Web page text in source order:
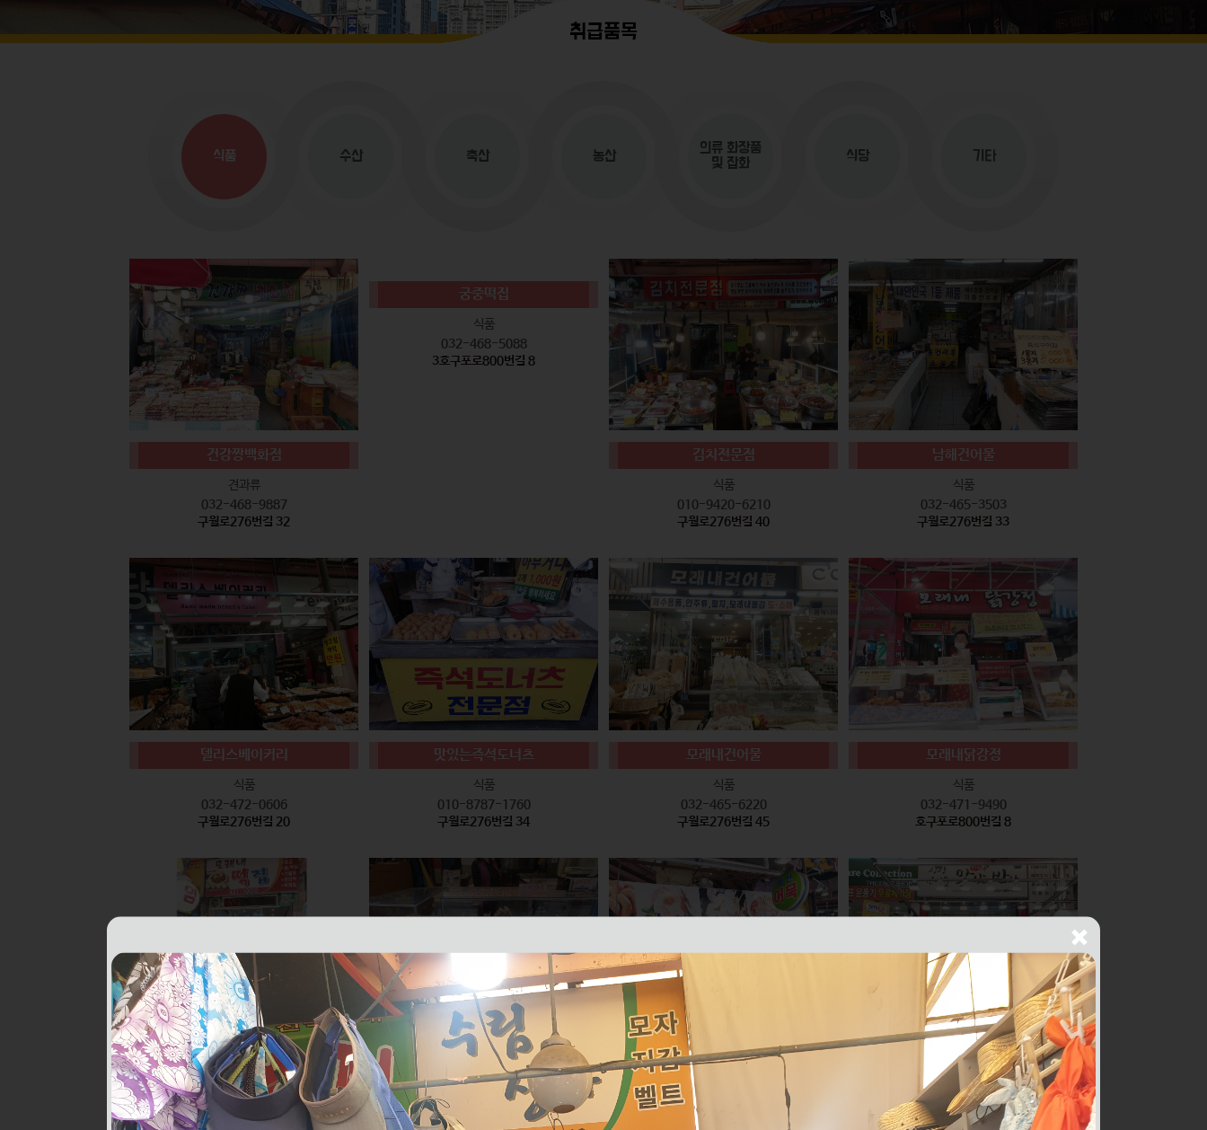
취급품목
식품 수산 축산 농산
의류 화장품
및 잡화
식당 기타
건강짱백화점
견과류
032-468-9887
구월로276번길 32
궁중떡집
식품
032-468-5088
3호구포로800번길 8
김치전문점
식품
010-9420-6210
구월로276번길 40
남해건어물
식품
032-465-3503
구월로276번길 33
델리스베이커리
식품
032-472-0606
구월로276번길 20
맛있는즉석도너츠
식품
010-8787-1760
구월로276번길 34
모래내건어물
식품
032-465-6220
구월로276번길 45
모래내닭강정
식품
032-471-9490
호구포로800번길 8
모래내떡집
식품
032-421-1000
구월로276번길 6
모래내즉석핫바
식품
010-2626-6335
구월로276번길 61
미래반찬 / 부산어묵
010-2596-8847
구월로276번길 70 1층
싱싱건어물THE맛있는반찬
식품
010-2436-1429
구월로276번길 56